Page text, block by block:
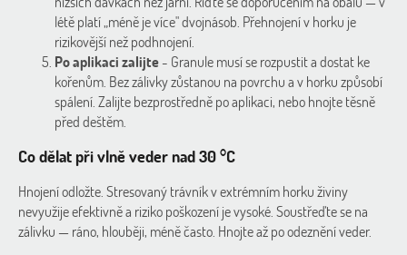
létě platí „méně je více" dvojnásob. Přehnojení v horku je
rizikovější než podhnojení.
Po aplikaci zalijte- Granule musí se rozpustit a dostat ke
kořenům. Bez zálivky zůstanou na povrchu a v horku způsobí
spálení. Zalijte bezprostředně po aplikaci, nebo hnojte těsně
před deštěm.
Co dělat při vlně veder nad 30 °C
Hnojení odložte. Stresovaný trávník v extrémním horku živiny
nevyužije efektivně a riziko poškození je vysoké. Soustřeďte se na
zálivku — ráno, hlouběji, méně často. Hnojte až po odeznění veder.